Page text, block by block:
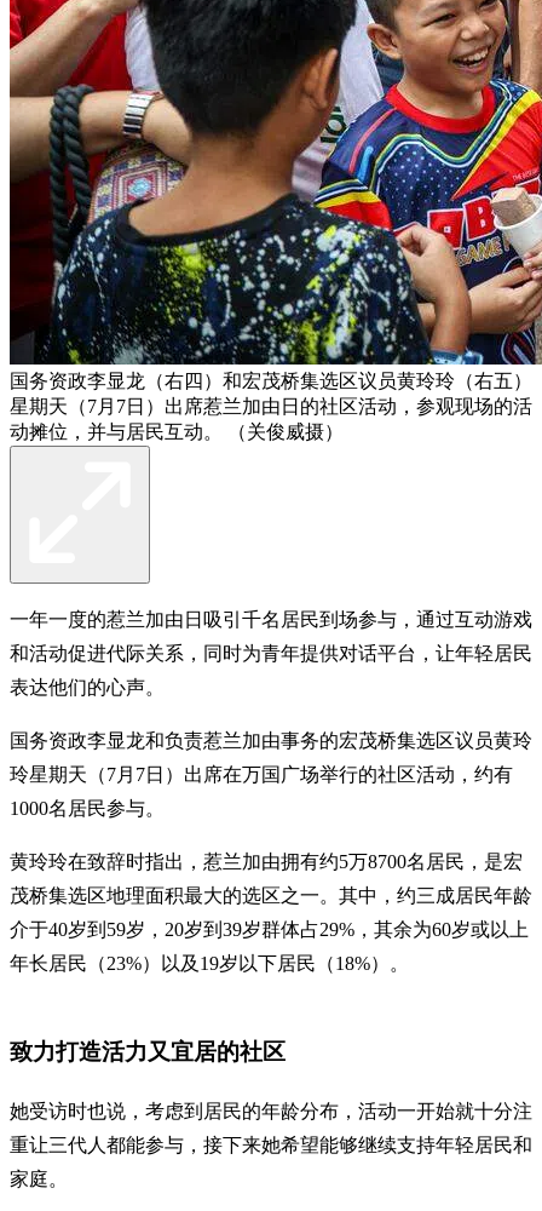
国务资政李显龙（右四）和宏茂桥集选区议员黄玲玲（右五）
星期天（7月7日）出席惹兰加由日的社区活动，参观现场的活
动摊位，并与居民互动。 （关俊威摄）
一年一度的惹兰加由日吸引千名居民到场参与，通过互动游戏
和活动促进代际关系，同时为青年提供对话平台，让年轻居民
表达他们的心声。
国务资政李显龙和负责惹兰加由事务的宏茂桥集选区议员黄玲
玲星期天（7月7日）出席在万国广场举行的社区活动，约有
1000名居民参与。
黄玲玲在致辞时指出，惹兰加由拥有约5万8700名居民，是宏
茂桥集选区地理面积最大的选区之一。其中，约三成居民年龄
介于40岁到59岁，20岁到39岁群体占29%，其余为60岁或以上
年长居民（23%）以及19岁以下居民（18%）。
致力打造活力又宜居的社区
她受访时也说，考虑到居民的年龄分布，活动一开始就十分注
重让三代人都能参与，接下来她希望能够继续支持年轻居民和
家庭。